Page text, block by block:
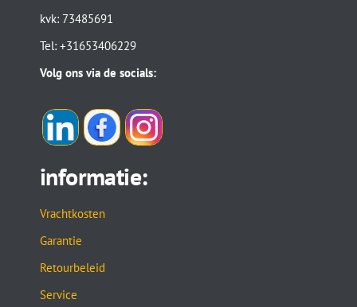
kvk: 73485691
Tel: +31653406229
Volg ons via de socials:
informatie:
Vrachtkosten
Garantie
Retourbeleid
Service